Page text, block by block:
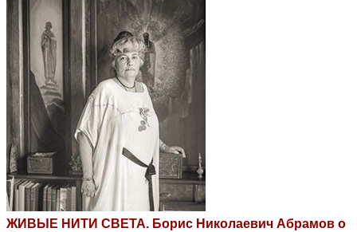
ЖИВЫЕ НИТИ СВЕТА. Борис Николаевич Абрамов о